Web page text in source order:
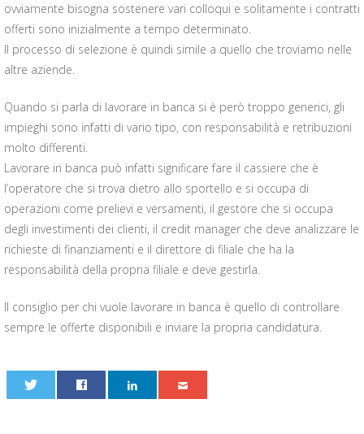
ovviamente bisogna sostenere vari colloqui e solitamente i contratti
offerti sono inizialmente a tempo determinato.
Il processo di selezione è quindi simile a quello che troviamo nelle
altre aziende.
Quando si parla di lavorare in banca si è però troppo generici, gli
impieghi sono infatti di vario tipo, con responsabilità e retribuzioni
molto differenti.
Lavorare in banca può infatti significare fare il cassiere che è
l’operatore che si trova dietro allo sportello e si occupa di
operazioni come prelievi e versamenti, il gestore che si occupa
degli investimenti dei clienti, il credit manager che deve analizzare le
richieste di finanziamenti e il direttore di filiale che ha la
responsabilità della propria filiale e deve gestirla.
Il consiglio per chi vuole lavorare in banca è quello di controllare
sempre le offerte disponibili e inviare la propria candidatura.